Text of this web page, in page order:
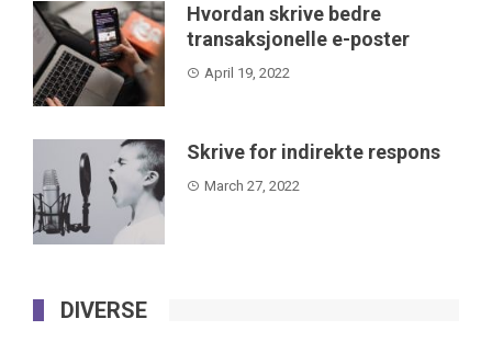
Hvordan skrive bedre
transaksjonelle e-poster
April 19, 2022
Skrive for indirekte respons
March 27, 2022
DIVERSE